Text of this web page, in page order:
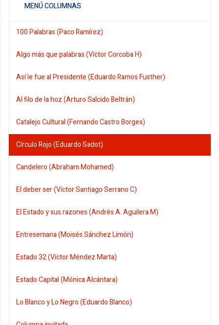
MENÚ COLUMNAS
100 Palabras (Paco Ramírez)
Algo más que palabras (Víctor Corcoba H)
Así le fue al Presidente (Eduardo Ramos Fusther)
Al filo de la hoz (Arturo Salcido Beltrán)
Catalejo Cultural (Fernando Castro Borges)
Círculo Rojo (Eduardo Sadot)
Candelero (Abraham Mohamed)
El deber ser (Víctor Santiago Serrano C)
El Estado y sus razones (Andrés A. Aguilera M)
Entresemana (Moisés Sánchez Limón)
Estado 32 (Víctor Méndez Marta)
Estado Capital (Mónica Alcántara)
Lo Blanco y Lo Negro (Eduardo Blanco)